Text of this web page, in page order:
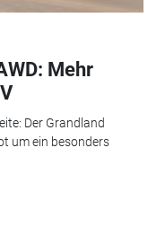
Mehr
Der Grandland
um ein besonders